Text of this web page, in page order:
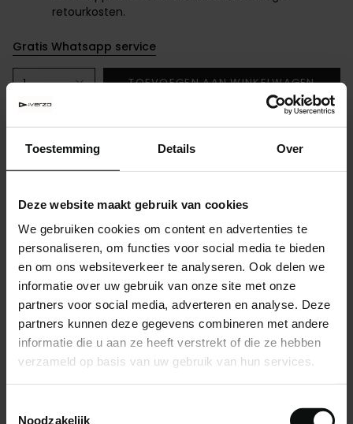
Toestemming Details Over
Deze website maakt gebruik van cookies
We gebruiken cookies om content en advertenties te
personaliseren, om functies voor social media te bieden
en om ons websiteverkeer te analyseren. Ook delen we
informatie over uw gebruik van onze site met onze
partners voor social media, adverteren en analyse. Deze
partners kunnen deze gegevens combineren met andere
informatie die u aan ze heeft verstrekt of die ze hebben
verzameld op basis van uw gebruik van hun services.
Noodzakelijk
retourkosten.
Gratis Whatsapp service
1 TOEVOEGEN AAN WINKELWAGEN
(suede) kleur en de slang om de hak heen, brengen
deze laars naar een hoger niveau!
DEEL
Gratis verzending vanaf €200 binnen Nederland
MA - ZA: Voor 13:00 besteld is dezelfde dag verzonden